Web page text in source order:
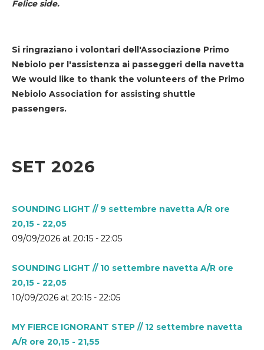
Felice side.
Si ringraziano i volontari dell'Associazione Primo
Nebiolo per l'assistenza ai passeggeri della navetta
We would like to thank the volunteers of the Primo
Nebiolo Association for assisting shuttle
passengers.
SET 2026
SOUNDING LIGHT // 9 settembre navetta A/R ore
20,15 - 22,05
09/09/2026 at 20:15 - 22:05
SOUNDING LIGHT // 10 settembre navetta A/R ore
20,15 - 22,05
10/09/2026 at 20:15 - 22:05
MY FIERCE IGNORANT STEP // 12 settembre navetta
A/R ore 20,15 - 21,55